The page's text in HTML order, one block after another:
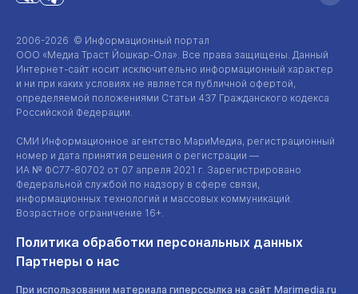
2006-2026 © Информационный портал
ООО «Медиа Траст Йошкар-Ола» . Все права защищены. Данный
Интернет-сайт носит исключительно информационный характер
и ни при каких условиях не является публичной офертой,
определяемой положениями Статьи 437 Гражданского кодекса
Российской Федерации.
СМИ Информационное агентство МариМедиа, регистрационный
номер и дата принятия решения о регистрации —
ИА № ФС77-80702 от 07 апреля 2021 г. Зарегистрировано
Федеральной службой по надзору в сфере связи,
информационных технологий и массовых коммуникаций.
Возрастное ограничение 16+.
Политика обработки персональных данных
Партнеры о нас
При использовании материала гиперссылка на сайт Marimedia.ru